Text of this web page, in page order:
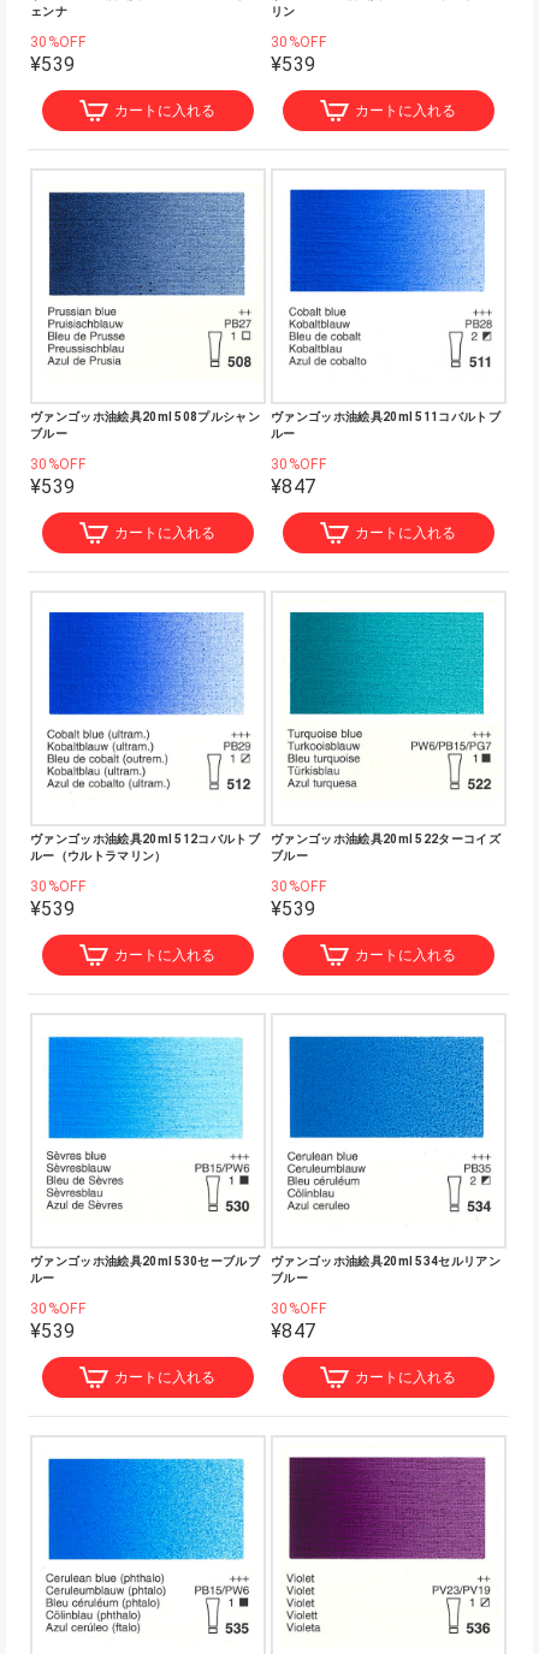
ェンナ
30%OFF
¥539
カートに入れる
リン
30%OFF
¥539
カートに入れる
ヴァンゴッホ油絵具20ml 508プルシャン
ブルー
30%OFF
¥539
カートに入れる
ヴァンゴッホ油絵具20ml 511コバルトブ
ルー
30%OFF
¥847
カートに入れる
ヴァンゴッホ油絵具20ml 512コバルトブ
ルー（ウルトラマリン）
30%OFF
¥539
カートに入れる
ヴァンゴッホ油絵具20ml 522ターコイズ
ブルー
30%OFF
¥539
カートに入れる
ヴァンゴッホ油絵具20ml 530セーブルブ
ルー
30%OFF
¥539
カートに入れる
ヴァンゴッホ油絵具20ml 534セルリアン
ブルー
30%OFF
¥847
カートに入れる